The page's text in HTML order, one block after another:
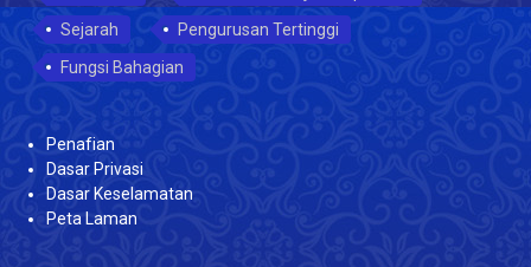
Sejarah
Pengurusan Tertinggi
Fungsi Bahagian
Penafian
Dasar Privasi
Dasar Keselamatan
Peta Laman